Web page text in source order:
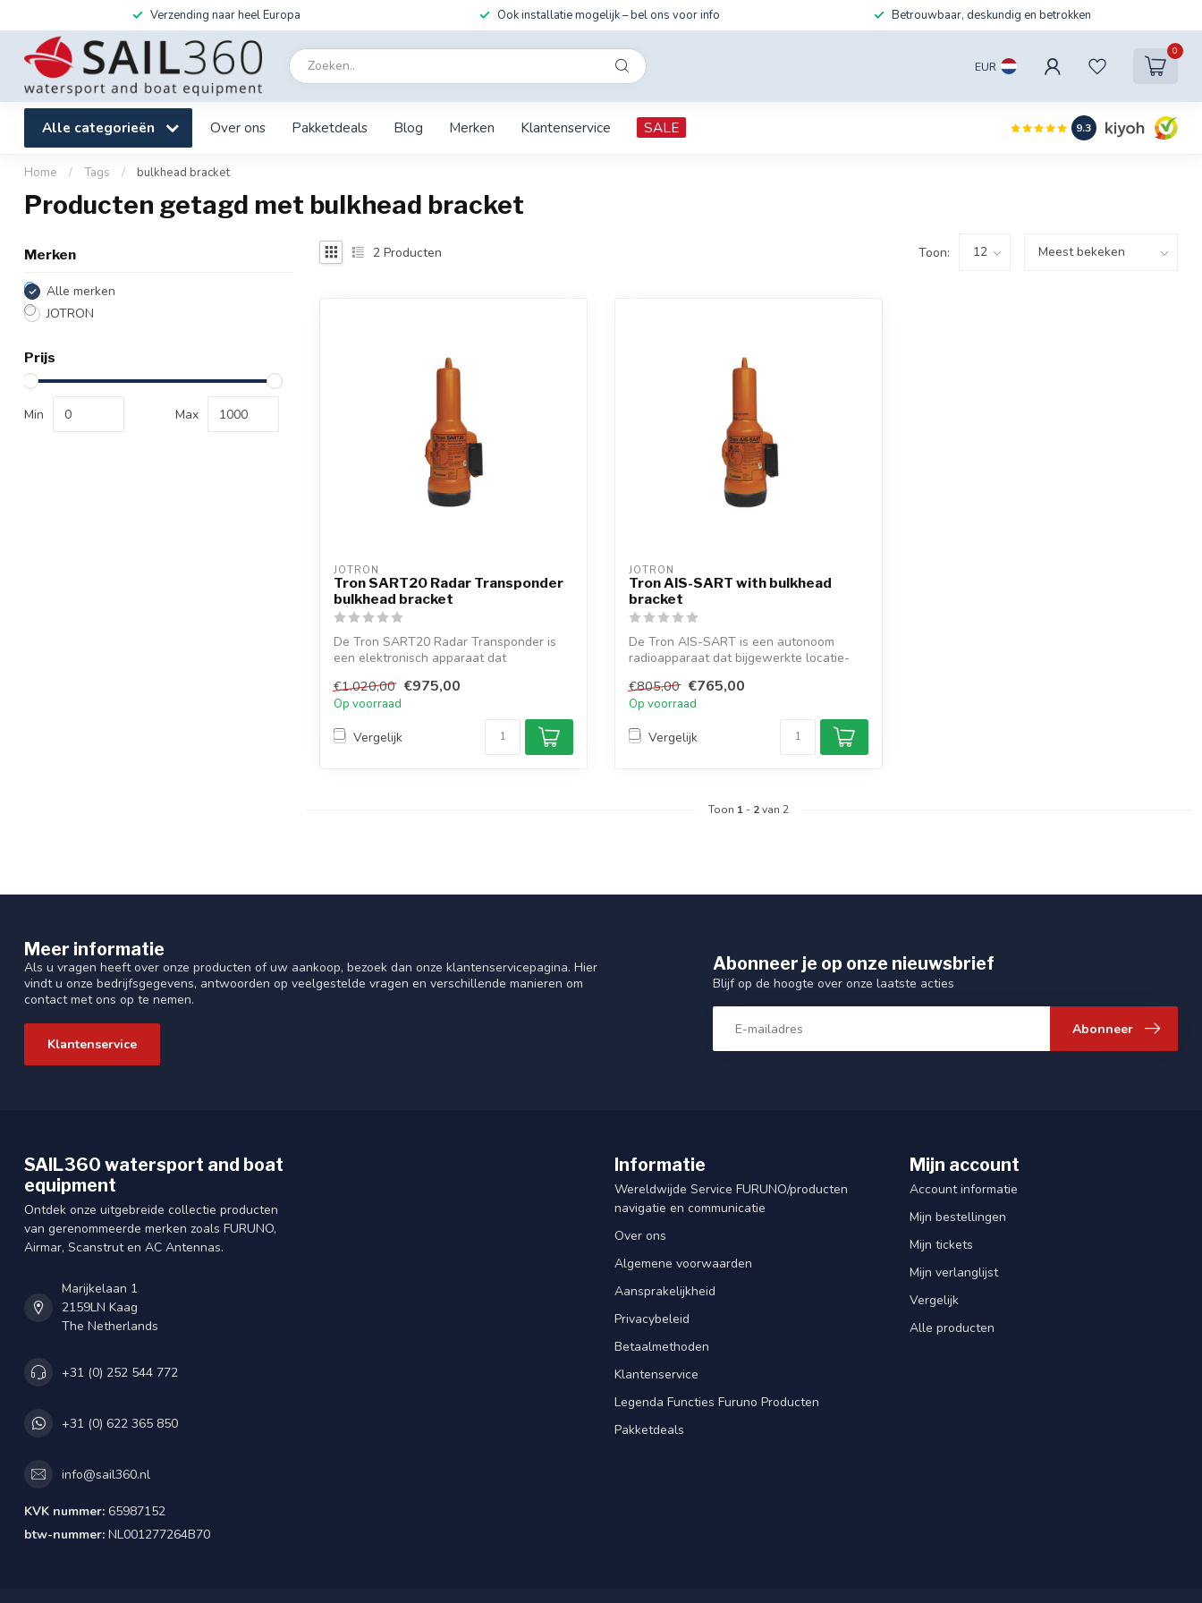
Verzending naar heel Europa Ook installatie mogelijk – bel ons voor info Betrouwbaar, deskundig en betrokken
EUR
0
Alle categorieën Over ons Pakketdeals Blog Merken Klantenservice SALE 9.3
Home / Tags / bulkhead bracket
Producten getagd met bulkhead bracket
Merken
Alle merken
JOTRON
Prijs
Min Max
2 Producten Toon:
JOTRON
Tron SART20 Radar Transponder
bulkhead bracket
De Tron SART20 Radar Transponder is
een elektronisch apparaat dat
€1.020,00 €975,00
Op voorraad
Vergelijk
JOTRON
Tron AIS-SART with bulkhead
bracket
De Tron AIS-SART is een autonoom
radioapparaat dat bijgewerkte locatie-
€805,00 €765,00
Op voorraad
Vergelijk
Toon 1 - 2van 2
Meer informatie
Als u vragen heeft over onze producten of uw aankoop, bezoek dan onze klantenservicepagina. Hier
vindt u onze bedrijfsgegevens, antwoorden op veelgestelde vragen en verschillende manieren om
contact met ons op te nemen.
Klantenservice
Abonneer je op onze nieuwsbrief
Blijf op de hoogte over onze laatste acties
Abonneer
SAIL360 watersport and boat
equipment
Ontdek onze uitgebreide collectie producten
van gerenommeerde merken zoals FURUNO,
Airmar, Scanstrut en AC Antennas.
Marijkelaan 1
2159LN Kaag
The Netherlands
+31 (0) 252 544 772
+31 (0) 622 365 850
info@sail360.nl
KVK nummer: 65987152
btw-nummer: NL001277264B70
Informatie
Wereldwijde Service FURUNO/producten
navigatie en communicatie
Over ons
Algemene voorwaarden
Aansprakelijkheid
Privacybeleid
Betaalmethoden
Klantenservice
Legenda Functies Furuno Producten
Pakketdeals
Mijn account
Account informatie
Mijn bestellingen
Mijn tickets
Mijn verlanglijst
Vergelijk
Alle producten